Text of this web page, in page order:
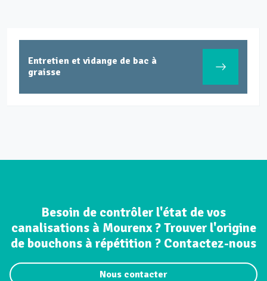
Entretien et vidange de bac à
graisse
Besoin de contrôler l'état de vos
canalisations à Mourenx ? Trouver l'origine
de bouchons à répétition ? Contactez-nous
Nous contacter